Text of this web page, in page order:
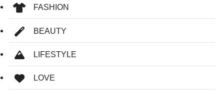
FASHION
BEAUTY
LIFESTYLE
LOVE